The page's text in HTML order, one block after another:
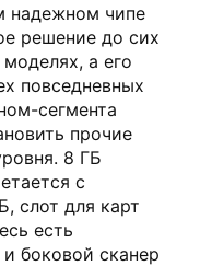
надежном чипе
решение до сих
а его
повседневных
сегмента
прочие
8 ГБ
с
слот для карт
есть
боковой сканер